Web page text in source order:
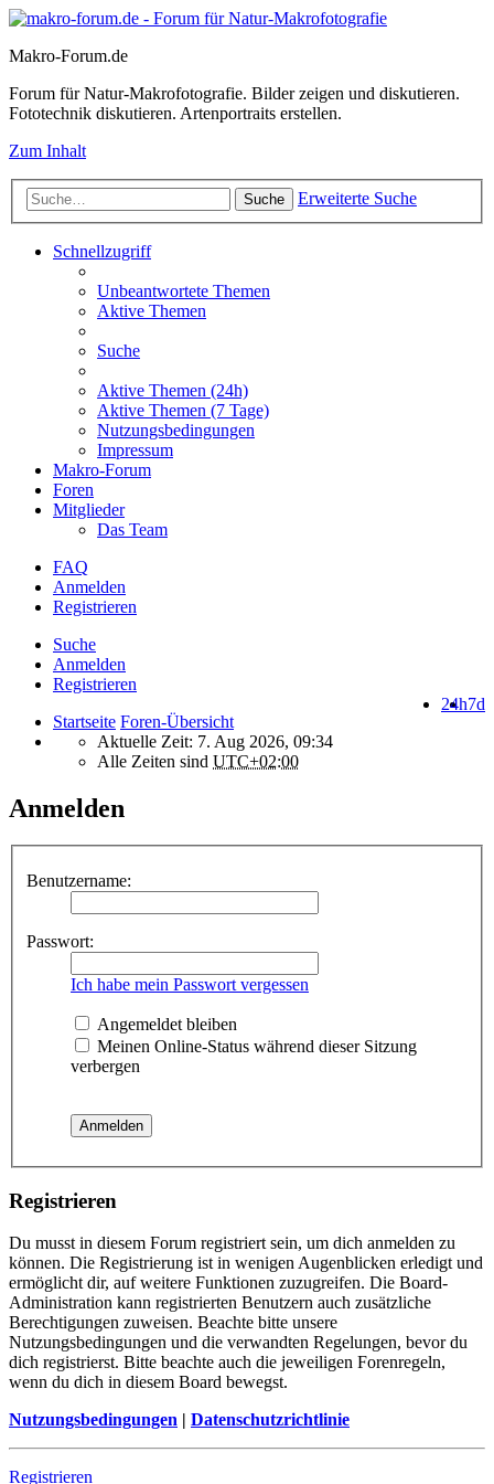
Makro-Forum.de
Forum für Natur-Makrofotografie. Bilder zeigen und diskutieren.
Fototechnik diskutieren. Artenportraits erstellen.
Zum Inhalt
Suche Erweiterte Suche
Schnellzugriff
Unbeantwortete Themen
Aktive Themen
Suche
Aktive Themen (24h)
Aktive Themen (7 Tage)
Nutzungsbedingungen
Impressum
Makro-Forum
Foren
Mitglieder
Das Team
FAQ
Anmelden
Registrieren
Suche
Anmelden
Registrieren
7d
24h
Startseite Foren-Übersicht
Aktuelle Zeit: 7. Aug 2026, 09:34
Alle Zeiten sind UTC+02:00
Anmelden
Benutzername:
Passwort:
Ich habe mein Passwort vergessen
Angemeldet bleiben
Meinen Online-Status während dieser Sitzung
verbergen
Registrieren
Du musst in diesem Forum registriert sein, um dich anmelden zu
können. Die Registrierung ist in wenigen Augenblicken erledigt und
ermöglicht dir, auf weitere Funktionen zuzugreifen. Die Board-
Administration kann registrierten Benutzern auch zusätzliche
Berechtigungen zuweisen. Beachte bitte unsere
Nutzungsbedingungen und die verwandten Regelungen, bevor du
dich registrierst. Bitte beachte auch die jeweiligen Forenregeln,
wenn du dich in diesem Board bewegst.
Nutzungsbedingungen | Datenschutzrichtlinie
Registrieren